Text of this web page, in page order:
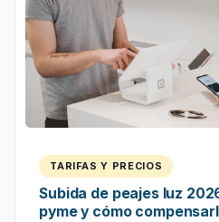
TARIFAS Y PRECIOS
Subida de peajes luz
pyme y cómo